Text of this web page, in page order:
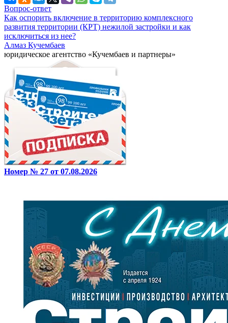
Вопрос-ответ
Как оспорить включение в территорию комплексного
развития территории (КРТ) нежилой застройки и как
исключиться из нее?
Алмаз Кучембаев
юридическое агентство «Кучембаев и партнеры»
Номер № 27 от 07.08.2026